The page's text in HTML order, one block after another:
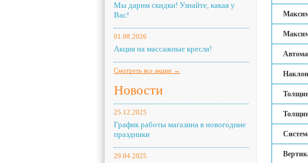
Мы дарим скидки! Узнайте, какая у
Вас!
01.08.2026
Акция на массажные кресла!
Смотреть все акции →
Новости
25.12.2025
График работы магазина в новогодние
праздники
29.04.2025
Наклон